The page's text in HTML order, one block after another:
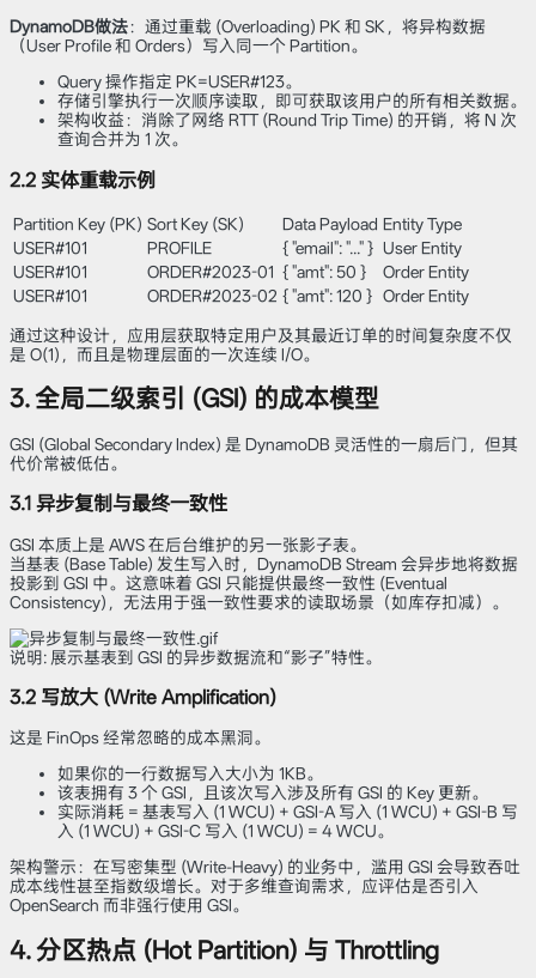
DynamoDB做法：通过重载 (Overloading) PK 和 SK，将异构数据
（User Profile 和 Orders）写入同一个 Partition。
Query 操作指定 PK=USER#123。
存储引擎执行一次顺序读取，即可获取该用户的所有相关数据。
架构收益：消除了网络 RTT (Round Trip Time) 的开销，将 N 次
查询合并为 1 次。
2.2 实体重载示例
Partition Key (PK) Sort Key (SK) Data Payload Entity Type
USER#101
PROFILE { "email": "..." } User Entity
USER#101
ORDER#2023-01 { "amt": 50 }
Order Entity
USER#101
ORDER#2023-02 { "amt": 120 } Order Entity
通过这种设计，应用层获取特定用户及其最近订单的时间复杂度不仅
是 O(1)，而且是物理层面的一次连续 I/O。
3. 全局二级索引 (GSI) 的成本模型
GSI (Global Secondary Index) 是 DynamoDB 灵活性的一扇后门，但其
代价常被低估。
3.1 异步复制与最终一致性
GSI 本质上是 AWS 在后台维护的另一张影子表。
当基表 (Base Table) 发生写入时，DynamoDB Stream 会异步地将数据
投影到 GSI 中。这意味着 GSI 只能提供最终一致性 (Eventual
Consistency)，无法用于强一致性要求的读取场景（如库存扣减）。
说明: 展示基表到 GSI 的异步数据流和“影子”特性。
3.2 写放大 (Write Amplification)
这是 FinOps 经常忽略的成本黑洞。
如果你的一行数据写入大小为 1KB。
该表拥有 3 个 GSI，且该次写入涉及所有 GSI 的 Key 更新。
实际消耗 = 基表写入 (1 WCU) + GSI-A 写入 (1 WCU) + GSI-B 写
入 (1 WCU) + GSI-C 写入 (1 WCU) = 4 WCU。
架构警示：在写密集型 (Write-Heavy) 的业务中，滥用 GSI 会导致吞吐
成本线性甚至指数级增长。对于多维查询需求，应评估是否引入
OpenSearch 而非强行使用 GSI。
4. 分区热点 (Hot Partition) 与 Throttling